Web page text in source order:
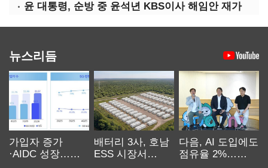
윤 대통령, 순방 중 윤석년 KBS이사 해임안 재가
뉴스리듬
가입자 증가
·AIDC 성장…
배터리 3사, 호남
ESS 시장서
다음, AI 도입에도
점유율 2%…